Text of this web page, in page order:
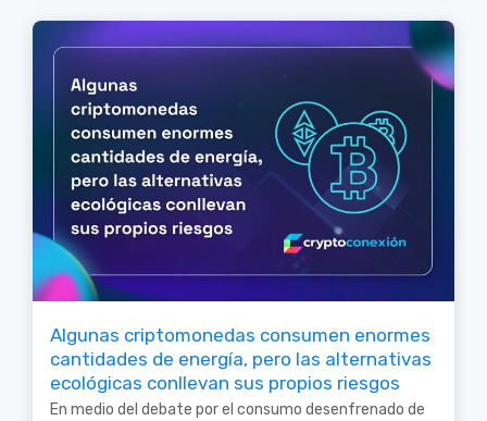
Algunas criptomonedas consumen enormes
cantidades de energía, pero las alternativas
ecológicas conllevan sus propios riesgos
En medio del debate por el consumo desenfrenado de